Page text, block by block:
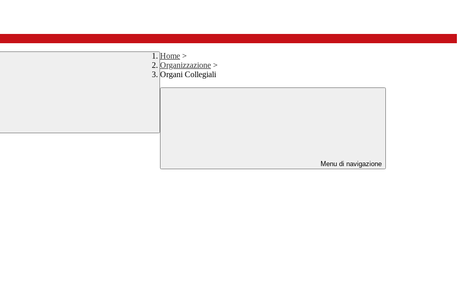
Home >
Organizzazione >
Organi Collegiali
Menu di navigazione